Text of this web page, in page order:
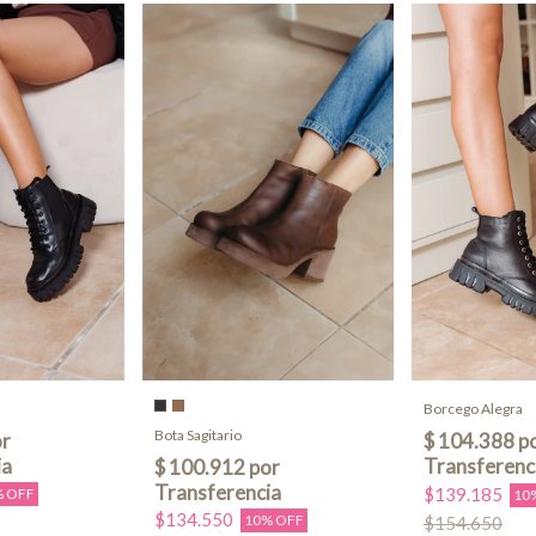
OFF
Bota Sagitario
$134.550 10% OFF
Borcego Alegra
$139.185
$154.650